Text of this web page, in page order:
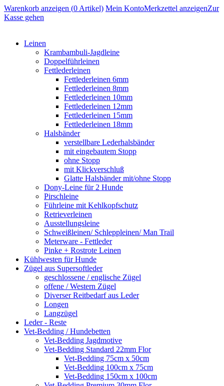
Warenkorb anzeigen (0 Artikel) Mein KontoMerkzettel anzeigenZur
Kasse gehen
Leinen
Krambambuli-Jagdleine
Doppelführleinen
Fettlederleinen
Fettlederleinen 6mm
Fettlederleinen 8mm
Fettlederleinen 10mm
Fettlederleinen 12mm
Fettlederleinen 15mm
Fettlederleinen 18mm
Halsbänder
verstellbare Lederhalsbänder
mit eingebautem Stopp
ohne Stopp
mit Klickverschluß
Glatte Halsbänder mit/ohne Stopp
Dony-Leine für 2 Hunde
Pirschleine
Führleine mit Kehlkopfschutz
Retrieverleinen
Ausstellungsleine
Schweißleinen/ Schleppleinen/ Man Trail
Meterware - Fettleder
Pinke + Rostrote Leinen
Kühlwesten für Hunde
Zügel aus Supersoftleder
geschlossene / englische Zügel
offene / Western Zügel
Diverser Reitbedarf aus Leder
Longen
Langzügel
Leder - Reste
Vet-Bedding / Hundebetten
Vet-Bedding Jagdmotive
Vet-Bedding Standard 22mm Flor
Vet-Bedding 75cm x 50cm
Vet-Bedding 100cm x 75cm
Vet-Bedding 150cm x 100cm